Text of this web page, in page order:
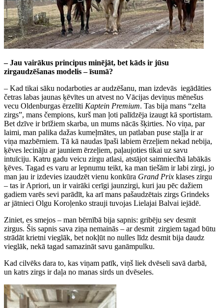
– Jau vairākus principus minējāt, bet kāds ir jūsu
zirgaudzēšanas modelis – īsumā?
– Kad tikai sāku nodarboties ar audzēšanu, man izdevās iegādāties
četras labas jaunas ķēvītes un atvest no Vācijas deviņus mēnešus
vecu Oldenburgas ērzelīti Kaptein Premium. Tas bija mans “zelta
zirgs”, mans čempions, kurš man ļoti palīdzēja izaugt kā sportistam.
Bet dzīve ir brīžiem skarba, un mums nācās šķirties. No viņa, par
laimi, man palika dažas kumeļmātes, un patlaban puse staļļa ir ar
viņa mazbērniem. Tā kā naudas īpaši labiem ērzeļiem nekad nebija,
ķēves lecināju ar jauniem ērzeļiem, paļaujoties tikai uz savu
intuīciju. Katru gadu veicu zirgu atlasi, atstājot saimniecībā labākās
ķēves. Tagad es varu ar lepnumu teikt, ka man tiešām ir labi zirgi, jo
man jau ir izdevies izaudzēt vienu konkūra Grand Prix klases zirgu
– tas ir Apriori, un ir vairāki cerīgi jaunzirgi, kuri jau pēc dažiem
gadiem varēs sevi parādīt, ka arī mans pašaudzētais zirgs Grindeks
ar jātnieci Olgu Koroļenko strauji tuvojas Lielajai Balvai iejādē.
Ziniet, es smejos – man bērnībā bija sapnis: gribēju sev desmit
zirgus. Šis sapnis sava ziņa nemainās – ar desmit zirgiem tagad būtu
strādāt krietni vieglāk, bet nokļūt no nulles līdz desmit bija daudz
vieglāk, nekā tagad samazināt savu ganāmpulku.
Kad cilvēks dara to, kas viņam patīk, viņš liek dvēseli savā darbā,
un katrs zirgs ir daļa no manas sirds un dvēseles.